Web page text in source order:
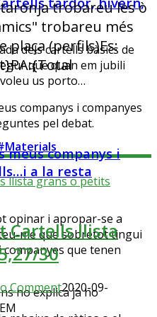
dels cartells bàsics de
que quan em jubili
voleu us porto…
companys i
a la resta
opinar i apropar-se a
me que sobretot tingui
que tenen
trobareu les ò
trobareu més
plaça (perfils)Es:
Cartells llista
30
Comment2020-09-